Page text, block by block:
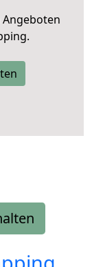
Angeboten